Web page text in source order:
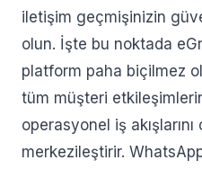
iletişim geçmişinizin
olun. İşte bu noktada
platform paha biçilmez
tüm müşteri
operasyonel iş
merkezileştirir.